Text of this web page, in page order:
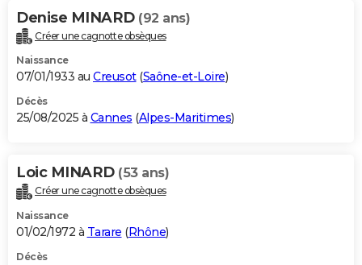
Denise MINARD (92 ans)
Créer une cagnotte obsèques
Naissance
07/01/1933 au Creusot(Saône-et-Loire)
Décès
25/08/2025 à Cannes (Alpes-Maritimes)
Loic MINARD (53 ans)
Créer une cagnotte obsèques
Naissance
01/02/1972 à Tarare (Rhône)
Décès